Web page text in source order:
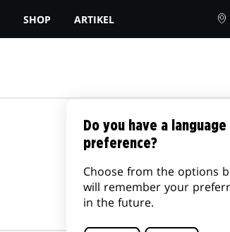
SHOP ARTIKEL
Do you have a language
preference?
Choose from the options
will remember your
in the future.